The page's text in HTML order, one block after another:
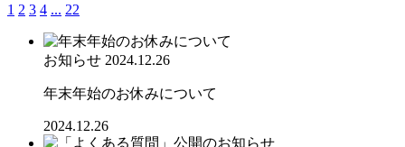
1 2 3 4 ... 22
お知らせ 2024.12.26
年末年始のお休みについて
2024.12.26